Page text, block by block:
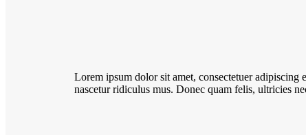
Lorem ipsum dolor sit amet, consectetuer adipiscing
nascetur ridiculus mus. Donec quam felis, ultricies